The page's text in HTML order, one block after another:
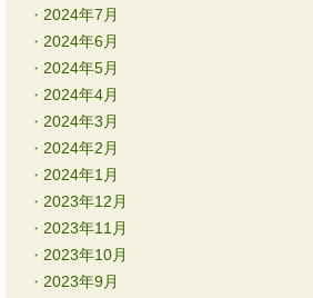
2024年7月
2024年6月
2024年5月
2024年4月
2024年3月
2024年2月
2024年1月
2023年12月
2023年11月
2023年10月
2023年9月